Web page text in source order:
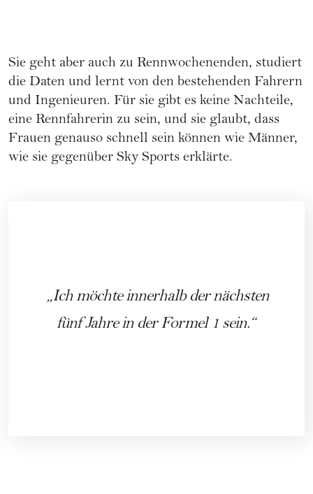
Sie geht aber auch zu Rennwochenenden, studiert
die Daten und lernt von den bestehenden Fahrern
und Ingenieuren. Für sie gibt es keine Nachteile,
eine Rennfahrerin zu sein, und sie glaubt, dass
Frauen genauso schnell sein können wie Männer,
wie sie gegenüber Sky Sports erklärte.
Ich möchte innerhalb der nächsten
fünf Jahre in der Formel 1 sein.